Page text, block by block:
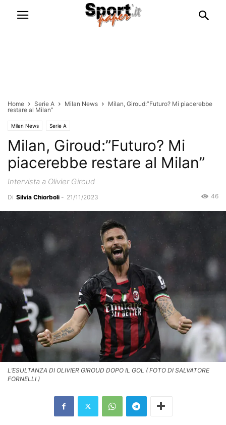
Home Serie A Milan News
Milan, Giroud:”Futuro? Mi piacerebbe
restare al Milan”
Milan News Serie A
Milan, Giroud:”Futuro? Mi
piacerebbe restare al Milan”
Intervista a Olivier Giroud
Di Silvia Chiorboli - 21/11/2023 46
L’ESULTANZA DI OLIVIER GIROUD DOPO IL GOL ( FOTO DI SALVATORE
FORNELLI )